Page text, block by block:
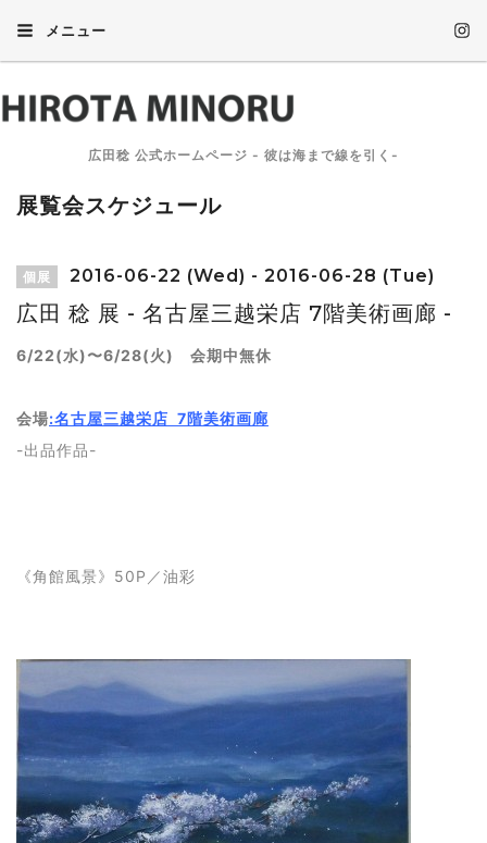
メニュー
広田稔 公式ホームページ - 彼は海まで線を引く-
展覧会スケジュール
個展 2016-06-22 (Wed) - 2016-06-28 (Tue)
広田 稔 展 - 名古屋三越栄店 7階美術画廊 -
6/22(水)〜6/28(火) 会期中無休
会場:名古屋三越栄店 7階美術画廊
-出品作品-
《角館風景》50P ／油彩